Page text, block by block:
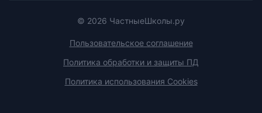
платных образовательных услуг.
© 2026 ЧастныеШколы.ру
Пользовательское соглашение
Политика обработки и защиты ПД
Политика использования Cookies